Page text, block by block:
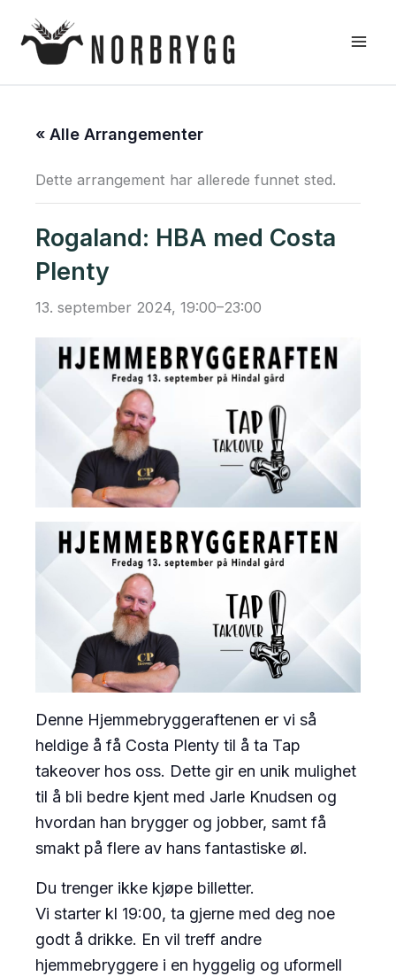
rett
« Alle Arrangementer
Dette arrangement har allerede funnet sted.
Rogaland: HBA med Costa
Plenty
13. september 2024, 19:00–23:00
Denne Hjemmebryggeraftenen er vi så
heldige å få Costa Plenty til å ta Tap
takeover hos oss. Dette gir en unik mulighet
til å bli bedre kjent med Jarle Knudsen og
hvordan han brygger og jobber, samt få
smakt på flere av hans fantastiske øl.
Du trenger ikke kjøpe billetter.
Vi starter kl 19:00, ta gjerne med deg noe
godt å drikke. En vil treff andre
hjemmebryggere i en hyggelig og uformell